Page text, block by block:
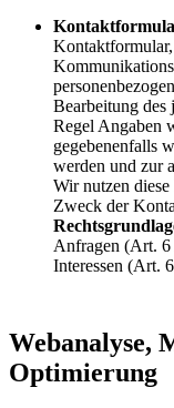
Bearbeitung des
Regel Angaben
gegebenenfalls
werden und zur
Wir nutzen
Zweck der
Anfragen (Art.
Interessen (Art.
Webanalyse,
Optimierung